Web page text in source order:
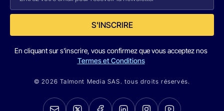
S'INSCRIRE
En cliquant sur s'inscrire, vous confirmez que vous acceptez nos
Termes et Conditions
© 2026 Talmont Media SAS. tous droits réservés.